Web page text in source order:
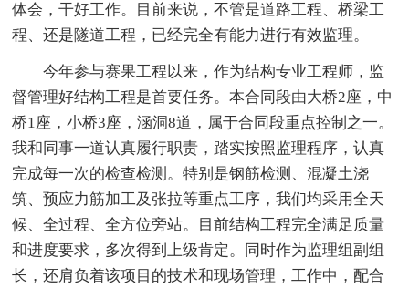
体会，干好工作。目前来说，不管是道路工程、桥梁工
程、还是隧道工程，已经完全有能力进行有效监理。
今年参与赛果工程以来，作为结构专业工程师，监
督管理好结构工程是首要任务。本合同段由大桥2座，中
桥1座，小桥3座，涵洞8道，属于合同段重点控制之一。
我和同事一道认真履行职责，踏实按照监理程序，认真
完成每一次的检查检测。特别是钢筋检测、混凝土浇
筑、预应力筋加工及张拉等重点工序，我们均采用全天
候、全过程、全方位旁站。目前结构工程完全满足质量
和进度要求，多次得到上级肯定。同时作为监理组副组
长，还肩负着该项目的技术和现场管理，工作中，配合